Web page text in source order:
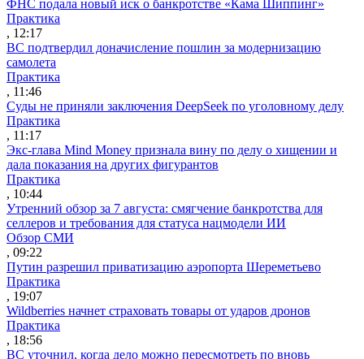
ФНС подала новый иск о банкротстве «Кама Шиппинг»
Практика
, 12:17
ВС подтвердил доначисление пошлин за модернизацию
самолета
Практика
, 11:46
Суды не приняли заключения DeepSeek по уголовному делу
Практика
, 11:17
Экс-глава Mind Money признала вину по делу о хищении и
дала показания на других фигурантов
Практика
, 10:44
Утренний обзор за 7 августа: смягчение банкротства для
селлеров и требования для статуса нацмодели ИИ
Обзор СМИ
, 09:22
Путин разрешил приватизацию аэропорта Шереметьево
Практика
, 19:07
Wildberries начнет страховать товары от ударов дронов
Практика
, 18:56
ВС уточнил, когда дело можно пересмотреть по вновь